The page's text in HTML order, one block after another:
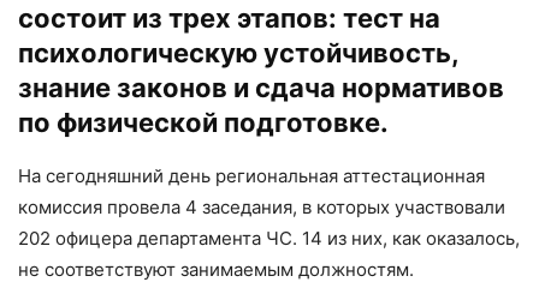
состоит из трех этапов: тест на
психологическую устойчивость,
знание законов и сдача нормативов
по физической подготовке.
На сегодняшний день региональная аттестационная
комиссия провела 4 заседания, в которых участвовали
202 офицера департамента ЧС. 14 из них, как оказалось,
не соответствуют занимаемым должностям.